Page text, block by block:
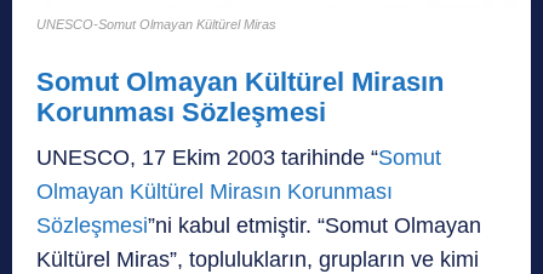
UNESCO-Somut Olmayan Kültürel Miras
Somut Olmayan Kültürel Mirasın
Korunması Sözleşmesi
UNESCO, 17 Ekim 2003 tarihinde “Somut
Olmayan Kültürel Mirasın Korunması
Sözleşmesi”ni kabul etmiştir. “Somut Olmayan
Kültürel Miras”, toplulukların, grupların ve kimi